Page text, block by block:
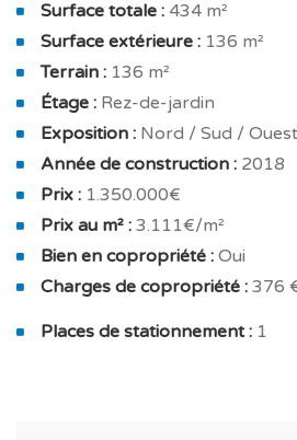
et d'une salle de bain / d'eau
Côté extérieur, cette maison
privatif de 136 m2.
Vendu avec un emplacement de
véhicule.
Ce bien convient pour un achat
cadre d'un investissement dans
résidence principale ou une
Surface totale : 434 m²
Surface extérieure : 136 m²
Terrain : 136 m²
Étage : Rez-de-jardin
Exposition : Nord / Sud /
Année de construction : 2018
Prix : 1.350.000€
Prix au m² : 3.111€/m²
Bien en copropriété : Oui
Charges de copropriété : 376
Places de stationnement : 1